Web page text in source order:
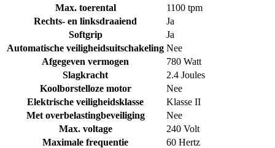
Max. toerental
1100 tpm
Rechts- en linksdraaiend
Ja
Softgrip
Ja
Automatische veiligheidsuitschakeling Nee
Afgegeven vermogen
780 Watt
Slagkracht
2.4 Joules
Koolborstelloze motor
Nee
Elektrische veiligheidsklasse
Klasse II
Met overbelastingbeveiliging
Nee
Max. voltage
240 Volt
Maximale frequentie
60 Hertz